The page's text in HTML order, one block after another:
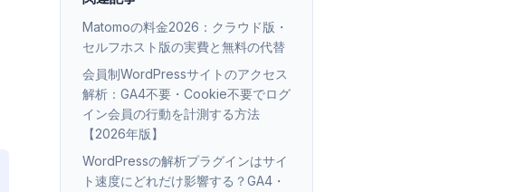
Matomoの料金2026：クラウド版・
セルフホスト版の実費と無料の代替
会員制WordPressサイトのアクセス
解析：GA4不要・Cookie不要でログ
イン会員の行動を計測する方法
【2026年版】
WordPressの解析プラグインはサイ
ト速度にどれだけ影響する？GA4・